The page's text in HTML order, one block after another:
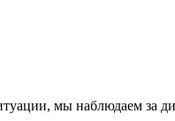
мы наблюдаем за